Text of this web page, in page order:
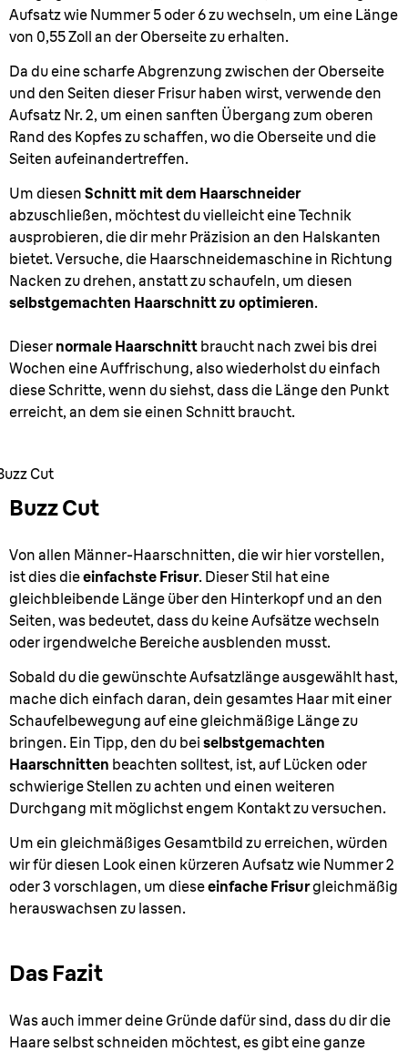
Aufsatz wie Nummer 5 oder 6 zu wechseln, um eine Länge
von 0,55 Zoll an der Oberseite zu erhalten.
Da du eine scharfe Abgrenzung zwischen der Oberseite
und den Seiten dieser Frisur haben wirst, verwende den
Aufsatz Nr. 2, um einen sanften Übergang zum oberen
Rand des Kopfes zu schaffen, wo die Oberseite und die
Seiten aufeinandertreffen.
Um diesen Schnitt mit dem Haarschneider
abzuschließen, möchtest du vielleicht eine Technik
ausprobieren, die dir mehr Präzision an den Halskanten
bietet. Versuche, die Haarschneidemaschine in Richtung
Nacken zu drehen, anstatt zu schaufeln, um diesen
selbstgemachten Haarschnitt zu optimieren.
Dieser normale Haarschnitt braucht nach zwei bis drei
Wochen eine Auffrischung, also wiederholst du einfach
diese Schritte, wenn du siehst, dass die Länge den Punkt
erreicht, an dem sie einen Schnitt braucht.
Cut
Buzz Cut
Von allen Männer-Haarschnitten, die wir hier vorstellen,
ist dies dieeinfachste Frisur. Dieser Stil hat eine
gleichbleibende Länge über den Hinterkopf und an den
Seiten, was bedeutet, dass du keine Aufsätze wechseln
oder irgendwelche Bereiche ausblenden musst.
Sobald du die gewünschte Aufsatzlänge ausgewählt hast,
mache dich einfach daran, dein gesamtes Haar mit einer
Schaufelbewegung auf eine gleichmäßige Länge zu
bringen. Ein Tipp, den du bei selbstgemachten
Haarschnitten beachten solltest, ist, auf Lücken oder
schwierige Stellen zu achten und einen weiteren
Durchgang mit möglichst engem Kontakt zu versuchen.
Um ein gleichmäßiges Gesamtbild zu erreichen, würden
wir für diesen Look einen kürzeren Aufsatz wie Nummer 2
oder 3 vorschlagen, um dieseeinfache Frisurgleichmäßig
herauswachsen zu lassen.
Das Fazit
Was auch immer deine Gründe dafür sind, dass du dir die
Haare selbst schneiden möchtest, es gibt eine ganze